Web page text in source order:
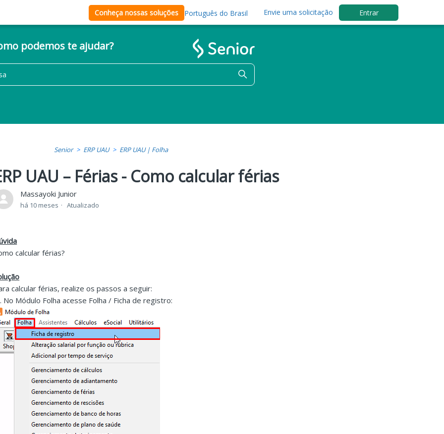
Conheça nossas soluções Português do Brasil Envie uma solicitação Entrar
podemos te ajudar?
Senior ERP UAU ERP UAU | Folha
UAU – Férias - Como calcular férias
Massayoki Junior
há 10 meses Atualizado
calcular férias?
calcular férias, realize os passos a seguir:
No Módulo Folha acesse Folha / Ficha de registro: